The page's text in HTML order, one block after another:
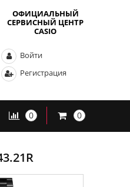
ОФИЦИАЛЬНЫЙ
СЕРВИСНЫЙ ЦЕНТР
CASIO
Войти
Регистрация
0 0